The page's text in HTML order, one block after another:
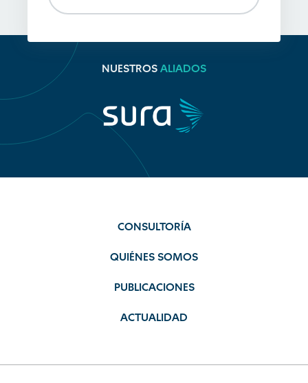
NUESTROS ALIADOS
CONSULTORÍA
QUIÉNES SOMOS
PUBLICACIONES
ACTUALIDAD